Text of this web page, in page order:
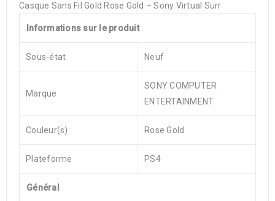
Casque Sans Fil Gold Rose Gold – Sony Virtual Surr
Informations sur le produit
Sous-état Neuf
Marque
SONY COMPUTER
ENTERTAINMENT
Couleur(s) Rose Gold
Plateforme PS4
Général